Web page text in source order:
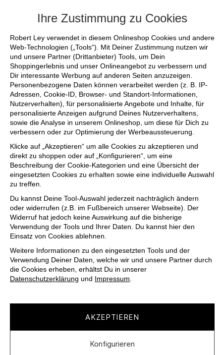
Ihre Zustimmung zu Cookies
Robert Ley verwendet in diesem Onlineshop Cookies und andere
Web-Technologien („Tools“). Mit Deiner Zustimmung nutzen wir
und unsere Partner (Drittanbieter) Tools, um Dein
Shoppingerlebnis und unser Onlineangebot zu verbessern und
Dir interessante Werbung auf anderen Seiten anzuzeigen.
Personenbezogene Daten können verarbeitet werden (z. B. IP-
Adressen, Cookie-ID, Browser- und Standort-Informationen,
Nutzerverhalten), für personalisierte Angebote und Inhalte, für
personalisierte Anzeigen aufgrund Deines Nutzerverhaltens,
sowie die Analyse in unserem Onlineshop, um diese für Dich zu
verbessern oder zur Optimierung der Werbeaussteuerung.
Klicke auf „Akzeptieren“ um alle Cookies zu akzeptieren und
direkt zu shoppen oder auf „Konfigurieren“, um eine
Beschreibung der Cookie-Kategorien und eine Übersicht der
eingesetzten Cookies zu erhalten sowie eine individuelle Auswahl
zu treffen.
Du kannst Deine Tool-Auswahl jederzeit nachträglich ändern
oder widerrufen (z.B. im Fußbereich unserer Webseite). Der
Widerruf hat jedoch keine Auswirkung auf die bisherige
Verwendung der Tools und Ihrer Daten. Du kannst hier den
Einsatz von Cookies ablehnen.
Weitere Informationen zu den eingesetzten Tools und der
Verwendung Deiner Daten, welche wir und unsere Partner durch
die Cookies erheben, erhältst Du in unserer
Datenschutzerklärung und Impressum.
AKZEPTIEREN
Konfigurieren